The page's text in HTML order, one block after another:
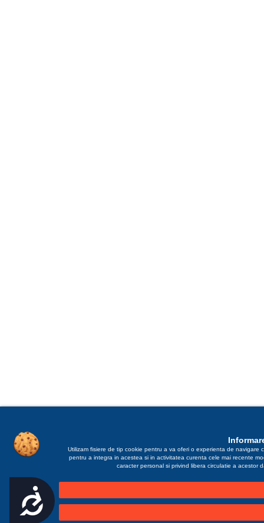
Accesibilitate
Utilizam fisiere de tip cookie pentru a va oferi o experienta de navigare
pentru a integra in acestea si in activitatea curenta cele mai recente
caracter personal si privind libera circulatie a acestor